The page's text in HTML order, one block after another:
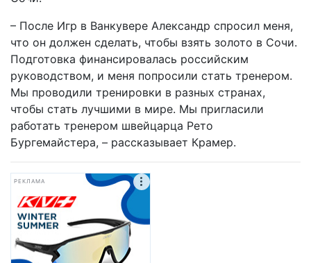
– После Игр в Ванкувере Александр спросил меня,
что он должен сделать, чтобы взять золото в Сочи.
Подготовка финансировалась российским
руководством, и меня попросили стать тренером.
Мы проводили тренировки в разных странах,
чтобы стать лучшими в мире. Мы пригласили
работать тренером швейцарца Рето
Бургемайстера, – рассказывает Крамер.
РЕКЛАМА